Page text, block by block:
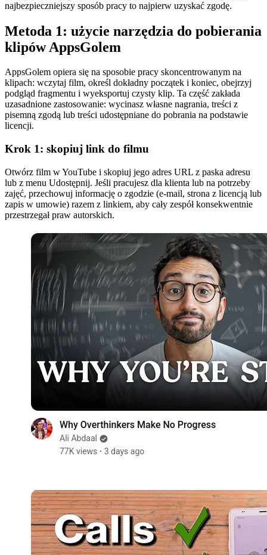
najbezpieczniejszy sposób pracy to najpierw uzyskać zgodę.
Metoda 1: użycie narzędzia do pobierania
klipów AppsGolem
AppsGolem opiera się na sposobie pracy skoncentrowanym na
klipach: wczytaj film, określ dokładny początek i koniec, obejrzyj
podgląd fragmentu i wyeksportuj czysty klip. Ta część zakłada
uzasadnione zastosowanie: wycinasz własne nagrania, treści z
pisemną zgodą lub treści udostępniane do pobrania na podstawie
licencji.
Krok 1: skopiuj link do filmu
Otwórz film w YouTube i skopiuj jego adres URL z paska adresu
lub z menu Udostępnij. Jeśli pracujesz dla klienta lub na potrzeby
zajęć, przechowuj informację o zgodzie (e-mail, strona z licencją lub
zapis w umowie) razem z linkiem, aby cały zespół konsekwentnie
przestrzegał praw autorskich.